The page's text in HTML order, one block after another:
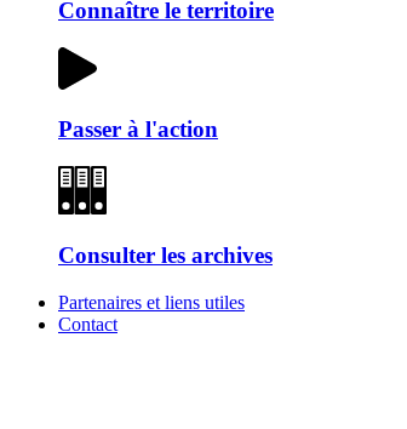
Connaître le territoire
Passer à l'action
Consulter les archives
Partenaires et liens utiles
Contact